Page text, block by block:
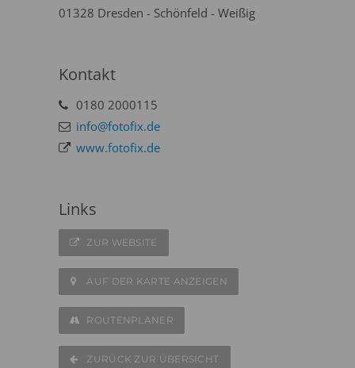
01328 Dresden - Schönfeld - Weißig
Kontakt
0180 2000115
info@fotofix.de
www.fotofix.de
Links
ZUR WEBSITE
AUF DER KARTE ANZEIGEN
ROUTENPLANER
ZURÜCK ZUR ÜBERSICHT